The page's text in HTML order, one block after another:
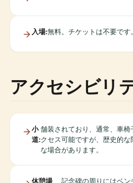
入場:無料。チケットは不要です。
アクセシビリ
小
道:
舗装されており、通常、車椅
クセス可能ですが、歴史的
な場合があります。
休憩場
記念碑の周りにはベン